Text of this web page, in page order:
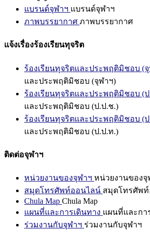
แบรนด์จุฬาฯ แบรนด์จุฬาฯ
ภาพบรรยากาศ ภาพบรรยากาศ
แจ้งเรื่องร้องเรียนทุจริต
ร้องเรียนทุจริตและประพฤติมิชอบ (
และประพฤติมิชอบ (จุฬาฯ)
ร้องเรียนทุจริตและประพฤติมิชอบ (
และประพฤติมิชอบ (ป.ป.ช.)
ร้องเรียนทุจริตและประพฤติมิชอบ (
และประพฤติมิชอบ (ป.ป.ท.)
ติดต่อจุฬาฯ
หน่วยงานของจุฬาฯ หน่วยงานของจุ
สมุดโทรศัพท์ออนไลน์ สมุดโทรศัพ
Chula Map Chula Map
แผนที่และการเดินทาง แผนที่และกา
ร่วมงานกับจุฬาฯ ร่วมงานกับจุฬาฯ